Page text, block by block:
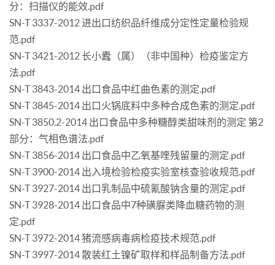
分：扫描仪的能效.pdf
SN-T 3337-2012 进出口纺织品纤维成分定性定量检验规
范.pdf
SN-T 3421-2012 长小蠹（属）（非中国种）检疫鉴定方
法.pdf
SN-T 3843-2014 出口食品中红曲色素的测定.pdf
SN-T 3845-2014 出口火锅底料中多种合成色素的测定.pdf
SN-T 3850.2-2014 出口食品中多种糖醇类甜味剂的测定 第2
部分：气相色谱法.pdf
SN-T 3856-2014 出口食品中乙氧基喹残留量的测定.pdf
SN-T 3900-2014 出入境检验检疫实验室核查验收规范.pdf
SN-T 3927-2014 出口乳制品中硫氰酸钠含量的测定.pdf
SN-T 3928-2014 出口食品中7种磺脲类降血糖药物的测
定.pdf
SN-T 3972-2014 猪流感病毒病检疫技术规范.pdf
SN-T 3997-2014 散装红土镍矿取样和样品制备方法.pdf